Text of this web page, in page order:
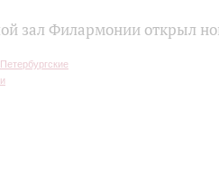
зал Филармонии открыл